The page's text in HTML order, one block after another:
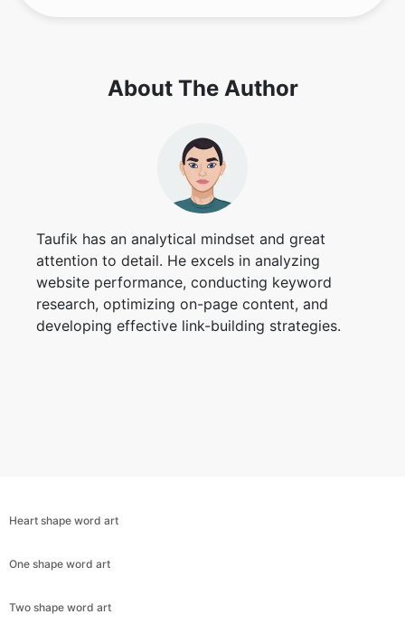
Copy Link
About The Author
Taufik has an analytical mindset and great
attention to detail. He excels in analyzing
website performance, conducting keyword
research, optimizing on-page content, and
developing effective link-building strategies.
Heart shape word art
One shape word art
Two shape word art